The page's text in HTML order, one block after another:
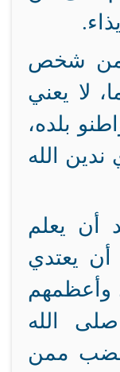
من شخص
لا يعني
بلده،
ندين الله
أن يعلم
أن يعتدي
وأعظمهم
الله
ممن